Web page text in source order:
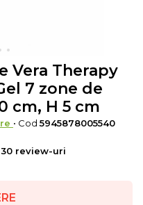
Vera Therapy
7 zone de
cm, H 5 cm
• Cod5945878005540
30review-uri